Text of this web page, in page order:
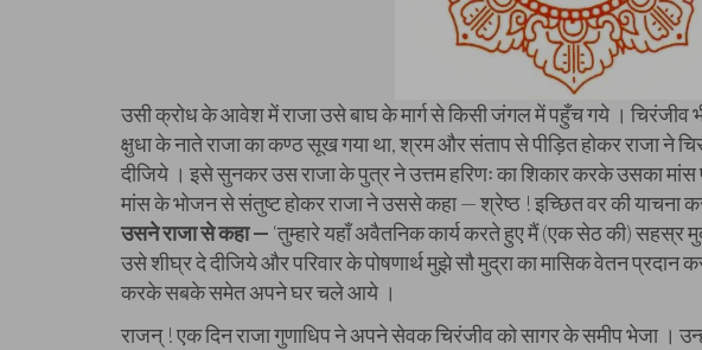
उसी क्रोध के आवेश में राजा उसे बाघ के मार्ग से किसी जंगल में पहुँच गये । चिरंजीव
क्षुधा के नाते राजा का कण्ठ सूख गया था, श्रम और संताप से पीड़ित होकर राजा
दीजिये । इसे सुनकर उस राजा के पुत्र ने उत्तम हरिणः का शिकार करके उसका मांस
मांस के भोजन से संतुष्ट होकर राजा ने उससे कहा — श्रेष्ठ ! इच्छित वर की याचना
उसने राजा से कहा — ‘तुम्हारे यहाँ अवैतनिक कार्य करते हुए मैं (एक सेठ की) सहस्र
उसे शीघ्र दे दीजिये और परिवार के पोषणार्थ मुझे सौ मुद्रा का मासिक वेतन प्रदान
करके सबके समेत अपने घर चले आये ।
राजन् ! एक दिन राजा गुणाधिप ने अपने सेवक चिरंजीव को सागर के समीप भेजा ।